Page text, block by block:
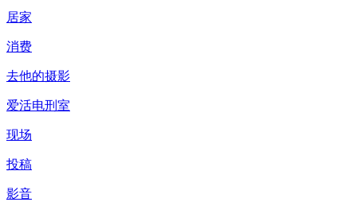
居家
消费
去他的摄影
爱活电刑室
现场
投稿
影音